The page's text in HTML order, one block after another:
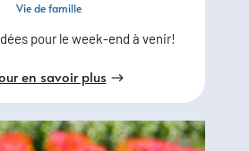
Vie de famille
pour le week-end à venir!
en savoir plus